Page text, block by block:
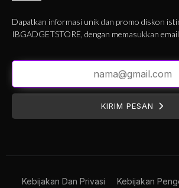
Dapatkan informasi unik dan promo diskon
IBGADGETSTORE, dengan memasukkan
KIRIM PESAN
Kebijakan Dan Privasi Kebijakan